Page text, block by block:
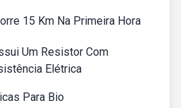
15 Km Na Primeira Hora
Um Resistor Com
Elétrica
Para Bio